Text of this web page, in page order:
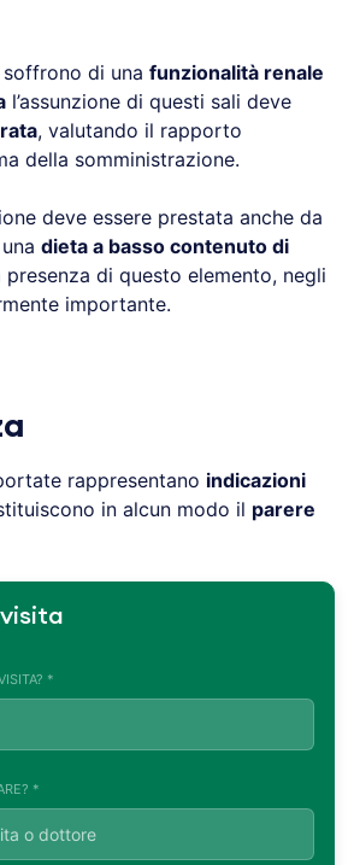
di una funzionalità renale
l’assunzione di questi sali deve
, valutando il rapporto
della somministrazione.
deve essere prestata anche da
dieta a basso contenuto di
presenza di questo elemento, negli
importante.
rappresentano indicazioni
in alcun modo il parere
*
*